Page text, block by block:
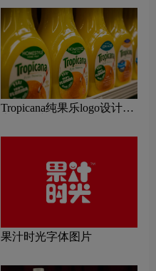
Tropicana纯果乐logo设计含
果汁时光字体图片